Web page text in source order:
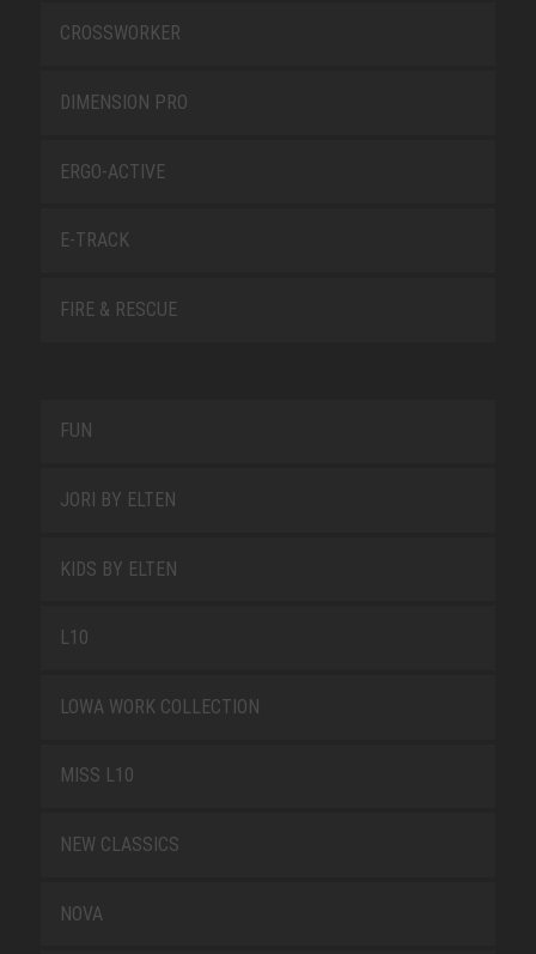
CROSSWORKER
DIMENSION PRO
ERGO-ACTIVE
E-TRACK
FIRE & RESCUE
FUN
JORI BY ELTEN
KIDS BY ELTEN
L10
LOWA WORK COLLECTION
MISS L10
NEW CLASSICS
NOVA